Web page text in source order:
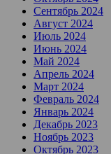
Сентябрь 2024
Август 2024
Июль 2024
Июнь 2024
Май 2024
Апрель 2024
Март 2024
Февраль 2024
Январь 2024
Декабрь 2023
Ноябрь 2023
Октябрь 2023